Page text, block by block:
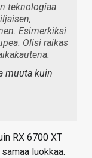
teknologiaa
Esimerkiksi
Olisi raikas
muuta kuin
RX 6700 XT
luokkaa.